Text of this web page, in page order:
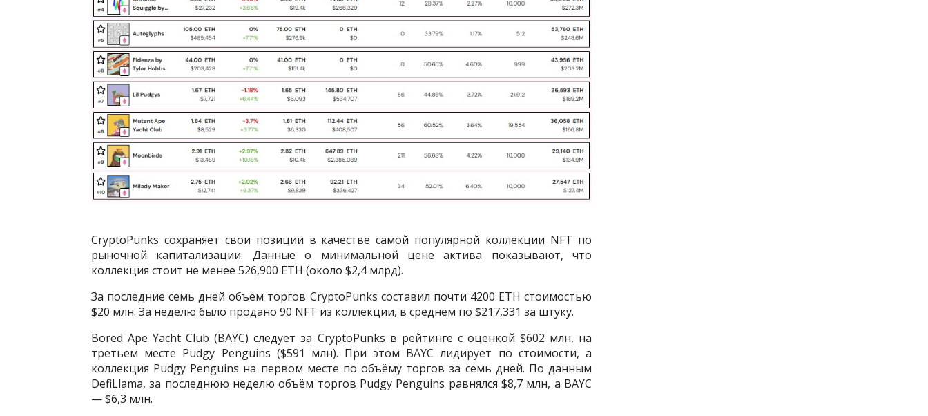
CryptoPunks сохраняет свои позиции в качестве самой популярной коллекции NFT по
рыночной капитализации. Данные о минимальной цене актива показывают, что
коллекция стоит не менее 526,900 ETH (около $2,4 млрд).
За последние семь дней объём торгов CryptoPunks составил почти 4200 ETH стоимостью
$20 млн. За неделю было продано 90 NFT из коллекции, в среднем по $217,331 за штуку.
Bored Ape Yacht Club (BAYC) следует за CryptoPunks в рейтинге с оценкой $602 млн, на
третьем месте Pudgy Penguins ($591 млн). При этом BAYC лидирует по стоимости, а
коллекция Pudgy Penguins на первом месте по объёму торгов за семь дней. По данным
DefiLlama, за последнюю неделю объём торгов Pudgy Penguins равнялся $8,7 млн, а BAYC
— $6,3 млн.